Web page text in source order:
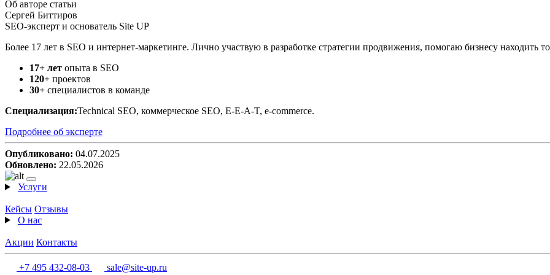
Об авторе статьи
Сергей Биттиров
SEO-эксперт и основатель Site UP
Более 17 лет в SEO и интернет-маркетинге. Лично участвую в разработке стратегии продвижения, помогаю бизнесу находить
17+ лет опыта в SEO
120+ проектов
30+ специалистов в команде
Специализация:Technical SEO, коммерческое SEO, E-E-A-T, e-commerce.
Подробнее об эксперте
Опубликовано: 04.07.2025
Обновлено: 22.05.2026
Услуги
Кейсы Отзывы
О нас
Акции Контакты
+7 495 432-08-03 sale@site-up.ru